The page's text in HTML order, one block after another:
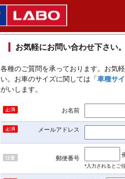
お問い合わせ
お気軽にお問い合わせ下さい。
各種のご質問を承っております。お気
い。お車のサイズに関しては「車種サ
がいします。
お名前
メールアドレス
郵便番号
*入力されるとご